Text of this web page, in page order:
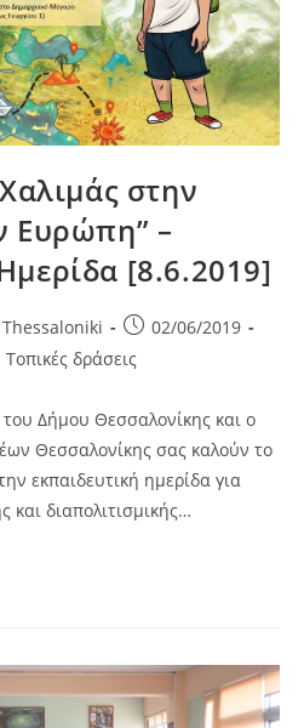
στην
Ευρώπη” –
[8.6.2019]
Post
published:
02/06/2019
Τοπικές δράσεις
Δήμου Θεσσαλονίκης και ο
Θεσσαλονίκης σας καλούν το
εκπαιδευτική ημερίδα για
και διαπολιτισμικής…